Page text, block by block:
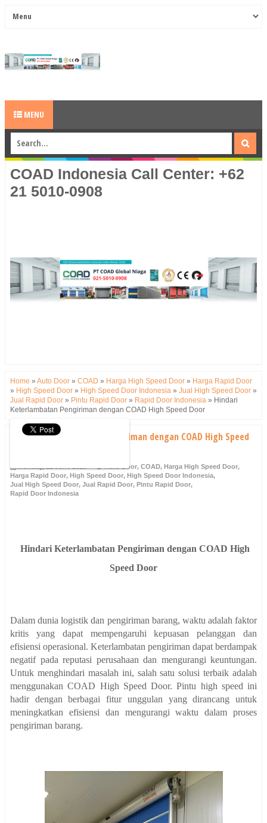
MENU
COAD Indonesia Call Center: +62
21 5010-0908
Home » Auto Door » COAD » Harga High Speed Door » Harga Rapid Door
» High Speed Door » High Speed Door Indonesia » Jual High Speed Door »
Jual Rapid Door » Pintu Rapid Door » Rapid Door Indonesia » Hindari
Keterlambatan Pengiriman dengan COAD High Speed Door
Hindari Keterlambatan Pengiriman dengan COAD High Speed
Auto Door, COAD, Harga High Speed Door,
Harga Rapid Door, High Speed Door, High Speed Door Indonesia,
Jual High Speed Door, Jual Rapid Door, Pintu Rapid Door,
Rapid Door Indonesia
Hindari Keterlambatan Pengiriman dengan COAD High
Speed Door
Dalam dunia logistik dan pengiriman barang, waktu adalah faktor
kritis yang dapat mempengaruhi kepuasan pelanggan dan
efisiensi operasional. Keterlambatan pengiriman dapat berdampak
negatif pada reputasi perusahaan dan mengurangi keuntungan.
Untuk menghindari masalah ini, salah satu solusi terbaik adalah
menggunakan COAD High Speed Door. Pintu high speed ini
hadir dengan berbagai fitur unggulan yang dirancang untuk
meningkatkan efisiensi dan mengurangi waktu dalam proses
pengiriman barang.